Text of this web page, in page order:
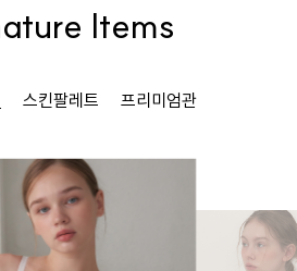
Items
스킨팔레트 프리미엄관